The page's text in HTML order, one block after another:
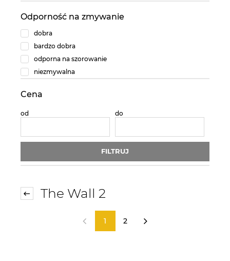
Odporność na zmywanie
dobra
bardzo dobra
odporna na szorowanie
niezmywalna
Cena
od do
FILTRUJ
The Wall 2
1 2